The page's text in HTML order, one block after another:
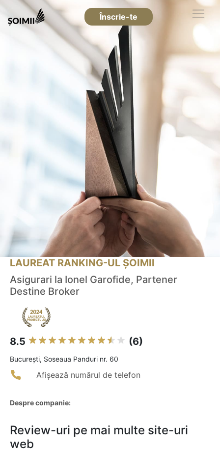
Înscrie-te
LAUREAT RANKING-UL ȘOIMII
Asigurari la Ionel Garofide, Partener
Destine Broker
8.5 (6)
Bucureşti, Soseaua Panduri nr. 60
Afișează numărul de telefon
Despre companie:
Review-uri pe mai multe site-uri
web